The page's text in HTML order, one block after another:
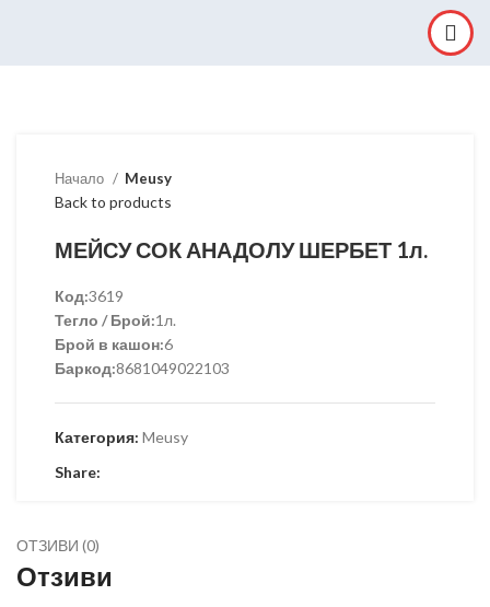
Начало Meusy
Back to products
МЕЙСУ СОК АНАДОЛУ ШЕРБЕТ 1л.
Код:3619
Тегло / Брой:1л.
Брой в кашон:6
Баркод:8681049022103
Категория: Meusy
Share:
ОТЗИВИ (0)
Отзиви